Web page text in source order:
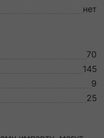
нет
70
145
9
25